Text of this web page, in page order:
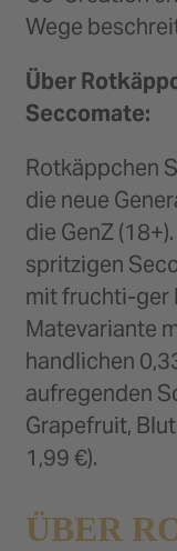
Wege
Über
Seccomate:
Rotkäppchen
die neue
die GenZ
spritzigen
mit fruchti-ger
Matevariante
handlichen
aufregenden
Grapefruit,
1,99 €).
ÜBER